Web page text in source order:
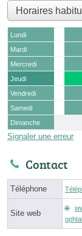
Lundi
Mardi
Mercredi
Jeudi
Vendredi
Samedi
Dimanche
Signaler une erreur
Contact
Téléphone
Site web